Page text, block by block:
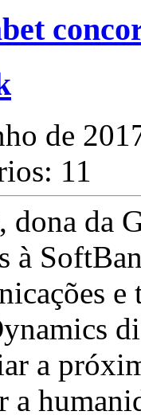
de
11
dona da
à
e
a
a